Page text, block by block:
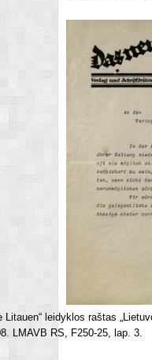
Litauen“ leidyklos raštas
LMAVB RS, F250-25, lap. 3.